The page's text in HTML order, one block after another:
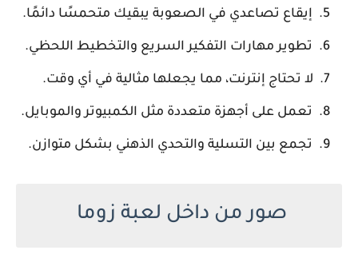
إيقاع تصاعدي في الصعوبة يبقيك متحمسًا دائمًا.
تطوير مهارات التفكير السريع والتخطيط اللحظي.
لا تحتاج إنترنت، مما يجعلها مثالية في أي وقت.
تعمل على أجهزة متعددة مثل الكمبيوتر والموبايل.
تجمع بين التسلية والتحدي الذهني بشكل متوازن.
صور من داخل لعبة زوما